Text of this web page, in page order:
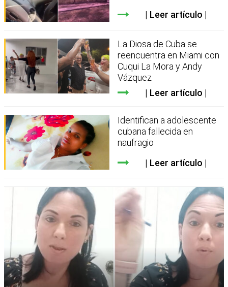
Leer artículo
La Diosa de Cuba se
reencuentra en Miami con
Cuqui La Mora y Andy
Vázquez
Leer artículo
Identifican a adolescente
cubana fallecida en
naufragio
Leer artículo